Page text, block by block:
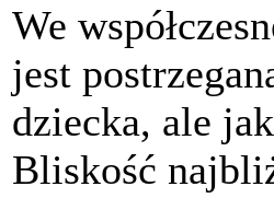
We
jest
dziecka, ale
Bliskość